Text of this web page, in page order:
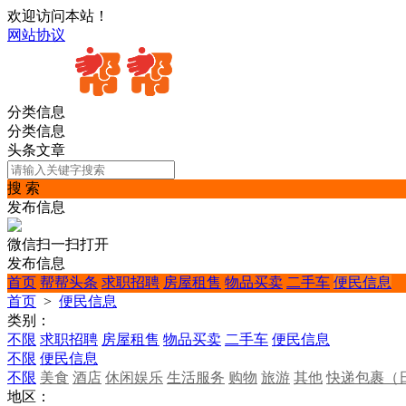
欢迎访问本站！
网站协议
分类信息
分类信息
头条文章
搜 索
发布信息
微信扫一扫打开
发布信息
首页 帮帮头条 求职招聘 房屋租售 物品买卖 二手车 便民信息
首页 > 便民信息
类别：
不限 求职招聘 房屋租售 物品买卖 二手车 便民信息
不限 便民信息
不限 美食 酒店 休闲娱乐 生活服务 购物 旅游 其他 快递包裹（
地区：